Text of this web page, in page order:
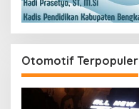
Otomotif Terpopuler